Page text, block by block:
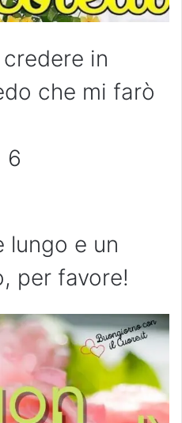
in
che mi farò
6
lungo e un
per favore!